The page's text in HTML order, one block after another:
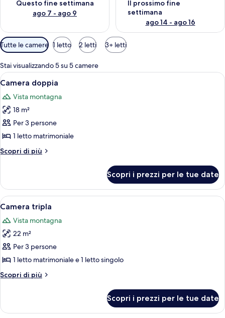
Questo fine settimana
ago 7 - ago 9
Il prossimo fine
settimana
ago 14 - ago 16
Filtri
disponibili
per
le
camere
Tutte le camere 1 letto 2 letti 3+ letti
Stai visualizzando 5 su 5 camere
Apri
tutte
le
foto
per
Camera
doppia
Una camera da letto con un letto,
7
Camera doppia
Vista montagna
18 m²
Per 3 persone
1 letto matrimoniale
Scopri di più
Altri
doppia
Scopri i prezzi per le tue date
Apri
tutte
le
foto
per
Camera
tripla
Una stanza con un letto, un
8
Camera tripla
Vista montagna
22 m²
Per 3 persone
1 letto matrimoniale e 1 letto singolo
Scopri di più
Altri
tripla
Scopri i prezzi per le tue date